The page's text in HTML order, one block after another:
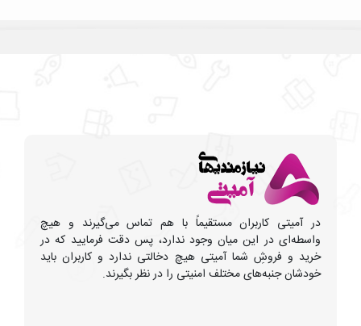
در آمیتی کاربران مستقیماً با هم تماس می‌گیرند و هیچ
واسطه‌ای در این میان وجود ندارد، پس دقت فرمایید که در
خرید و فروشِ شما آمیتی هیچ دخالتی ندارد و کاربران باید
خودشان جنبه‌های مختلف امنیتی را در نظر بگیرند.